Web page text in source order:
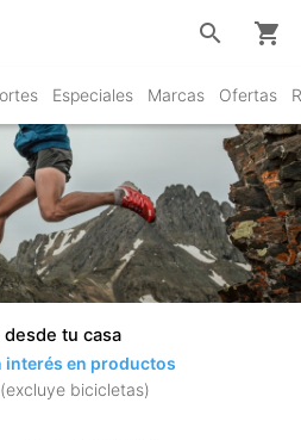
Especiales Marcas Ofertas
search shopping_cart
tu casa
interés en productos
(excluye bicicletas)